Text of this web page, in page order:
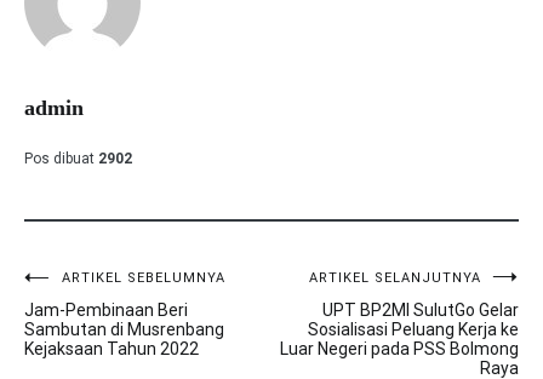
admin
Pos dibuat 2902
Navigasi
pos
ARTIKEL SEBELUMNYA
Jam-Pembinaan Beri
Sambutan di Musrenbang
Kejaksaan Tahun 2022
ARTIKEL SELANJUTNYA
UPT BP2MI SulutGo Gelar
Sosialisasi Peluang Kerja ke
Luar Negeri pada PSS Bolmong
Raya